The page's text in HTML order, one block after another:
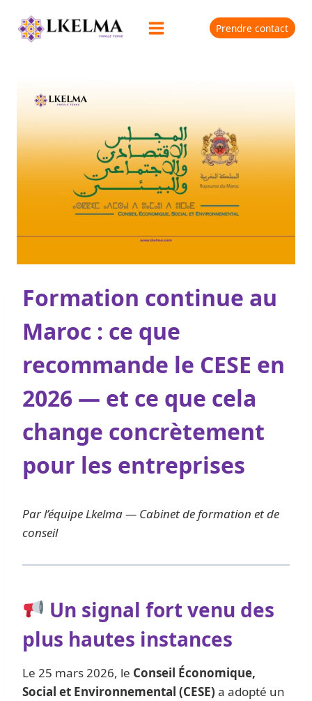
Prendre contact
Formation continue au
Maroc : ce que
recommande le CESE en
2026 — et ce que cela
change concrètement
pour les entreprises
Par l’équipe Lkelma — Cabinet de formation et de
conseil
Un signal fort venu des
plus hautes instances
Le 25 mars 2026, le Conseil Économique,
Social et Environnemental (CESE) a adopté un